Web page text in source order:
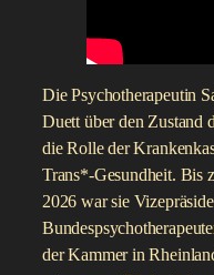
Die Psychotherapeutin
Duett über den Zustand
die Rolle der
Trans*-Gesundheit. Bis
2026 war sie
der Kammer in